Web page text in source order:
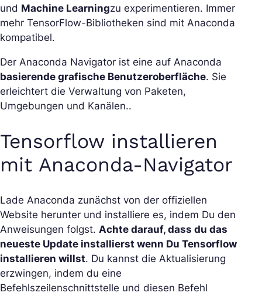
und Machine Learningzu experimentieren. Immer
mehr TensorFlow-Bibliotheken sind mit Anaconda
kompatibel.
Der Anaconda Navigator ist eine auf Anaconda
basierende grafische Benutzeroberfläche. Sie
erleichtert die Verwaltung von Paketen,
Umgebungen und Kanälen..
Tensorflow installieren
mit Anaconda-Navigator
Lade Anaconda zunächst von der offiziellen
Website herunter und installiere es, indem Du den
Anweisungen folgst. Achte darauf, dass du das
neueste Update installierst wenn Du Tensorflow
installieren willst. Du kannst die Aktualisierung
erzwingen, indem du eine
Befehlszeilenschnittstelle und diesen Befehl